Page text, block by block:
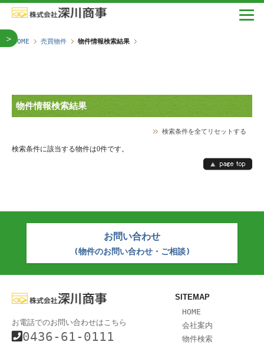
HOME 売買物件 物件情報検索結果
＞
物件情報検索結果
検索条件を全てリセットする
検索条件に該当する物件は0件です。
お問い合わせ
(物件のお問い合わせ・ご相談)
お電話でのお問い合わせはこちら
0436-61-0111
SITEMAP
HOME
会社案内
物件検索